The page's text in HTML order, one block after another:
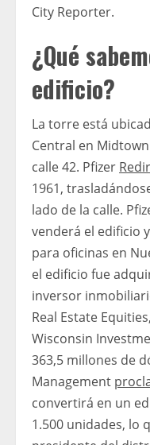
City Reporter.
¿Qué
edificio?
La torre está
Central en
calle 42. Pfizer
1961,
lado de la calle.
venderá el edificio
para oficinas en
el edificio fue
inversor
Real Estate
Wisconsin
363,5 millones de
Management
convertirá en un
1.500 unidades, lo